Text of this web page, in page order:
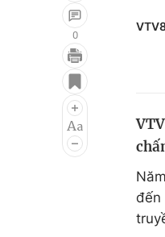
Điện ảnh
Âm nhạc
0